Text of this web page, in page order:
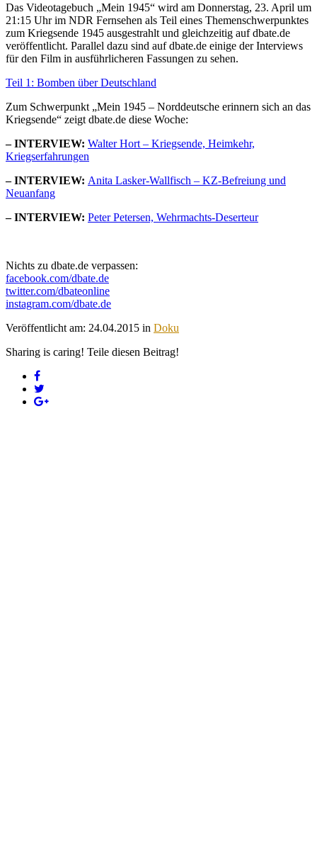
Das Videotagebuch „Mein 1945“ wird am Donnerstag, 23. April um
21:15 Uhr im NDR Fernsehen als Teil eines Themenschwerpunktes
zum Kriegsende 1945 ausgestrahlt und gleichzeitig auf dbate.de
veröffentlicht. Parallel dazu sind auf dbate.de einige der Interviews
für den Film in ausführlicheren Fassungen zu sehen.
Teil 1: Bomben über Deutschland
Zum Schwerpunkt „Mein 1945 – Norddeutsche erinnern sich an das
Kriegsende“ zeigt dbate.de diese Woche:
– INTERVIEW: Walter Hort – Kriegsende, Heimkehr,
Kriegserfahrungen
– INTERVIEW: Anita Lasker-Wallfisch – KZ-Befreiung und
Neuanfang
– INTERVIEW: Peter Petersen, Wehrmachts-Deserteur
Nichts zu dbate.de verpassen:
facebook.com/dbate.de
twitter.com/dbateonline
instagram.com/dbate.de
Veröffentlicht am: 24.04.2015 in Doku
Sharing is caring! Teile diesen Beitrag!